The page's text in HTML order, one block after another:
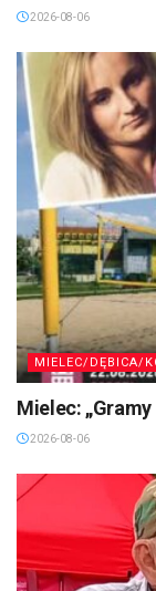
2026-08-06
MIELEC/DĘBICA/
Mielec:
2026-08-06